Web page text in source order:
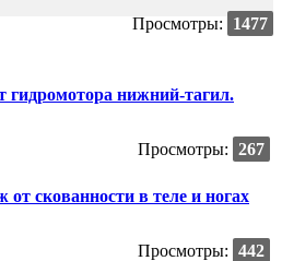
Просмотры: 1477
гидромотора нижний-тагил.
Просмотры: 267
от скованности в теле и ногах
Просмотры: 442